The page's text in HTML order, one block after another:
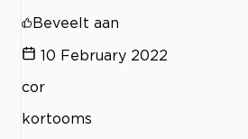
Beveelt aan
10 February 2022
cor
kortooms